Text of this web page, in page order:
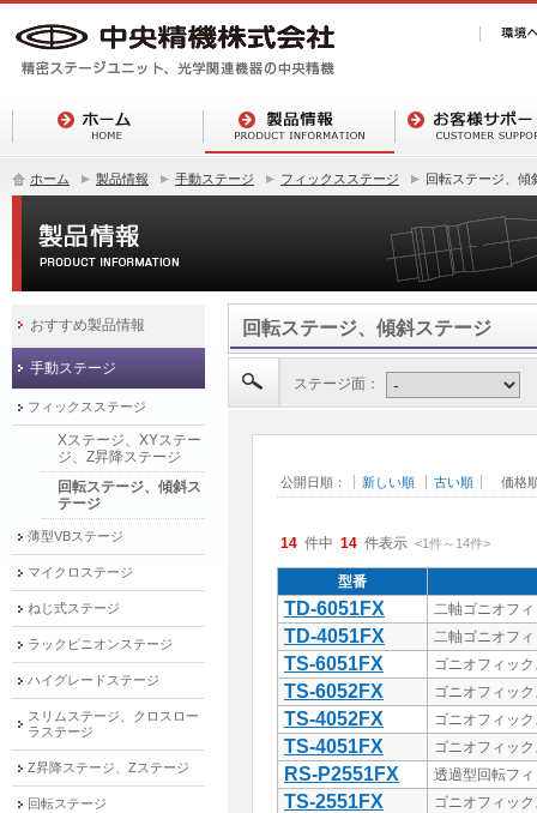
ホーム 製品情報 手動ステージ フィックスステージ 回転ステージ、傾
回転ステージ、傾斜ステージ
ステージ面：
公開日順： 新しい順 古い順 価格
14 件中 14 件表示 <1件～ 14件>
型番
TD-6051FX 二軸ゴニオフ
TD-4051FX 二軸ゴニオフ
TS-6051FX ゴニオフィッ
TS-6052FX ゴニオフィッ
TS-4052FX ゴニオフィッ
TS-4051FX ゴニオフィッ
RS-P2551FX 透過型回転フ
TS-2551FX ゴニオフィッ
おすすめ製品情報
手動ステージ
フィックスステージ
Xステージ、XYステー
ジ、Z昇降ステージ
回転ステージ、傾斜ス
テージ
薄型VBステージ
マイクロステージ
ねじ式ステージ
ラックピニオンステージ
ハイグレードステージ
スリムステージ、クロスロー
ラステージ
Z昇降ステージ、Zステージ
回転ステージ